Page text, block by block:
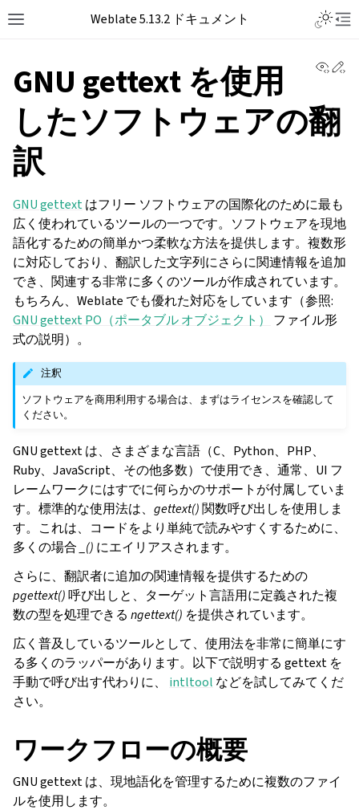
Toggle site navigation sidebar
Weblate 5.13.2 ドキュメント
GNU gettext を使用
したソフトウェアの翻
訳
GNU gettextはフリー ソフトウェアの国際化のために最も
広く使われているツールの一つです。ソフトウェアを現地
語化するための簡単かつ柔軟な方法を提供します。複数形
に対応しており、翻訳した文字列にさらに関連情報を追加
でき、関連する非常に多くのツールが作成されています。
もちろん、Weblate でも優れた対応をしています（参照:
GNU gettext PO（ポータブル オブジェクト）
ファイル形
式の説明）。
注釈
ソフトウェアを商用利用する場合は、まずはライセンスを確認して
ください。
GNU gettext は、さまざまな言語（C、Python、PHP、
Ruby、JavaScript、その他多数）で使用でき、通常、UI フ
レームワークにはすでに何らかのサポートが付属していま
す。標準的な使用法は、 gettext()関数呼び出しを使用しま
す。これは、コードをより単純で読みやすくするために、
多くの場合
_() にエイリアスされます。
さらに、翻訳者に追加の関連情報を提供するための
pgettext()呼び出しと、ターゲット言語用に定義された複
数の型を処理できる ngettext() を提供されています。
広く普及しているツールとして、使用法を非常に簡単にす
る多くのラッパーがあります。以下で説明する gettext を
手動で呼び出す代わりに、 intltool などを試してみてくだ
さい。
ワークフローの概要
GNU gettext は、現地語化を管理するために複数のファイ
ルを使用します。